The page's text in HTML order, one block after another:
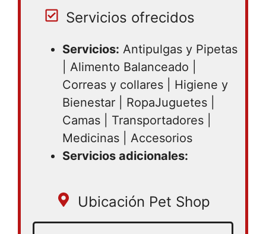
Servicios ofrecidos
Servicios: Antipulgas y Pipetas
| Alimento Balanceado |
Correas y collares | Higiene y
Bienestar | RopaJuguetes |
Camas | Transportadores |
Medicinas | Accesorios
Servicios adicionales:
Ubicación Pet Shop